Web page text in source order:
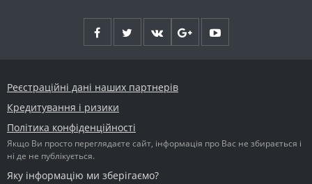
Реєстраційні дані наших партнерів
Кредитування і ризики
Політика конфіденційності
Якщо Ви просто переглядаєте сайт, інформація про Вас не збирається і
ні де не публікується.
Яку інформацію ми зберігаємо?